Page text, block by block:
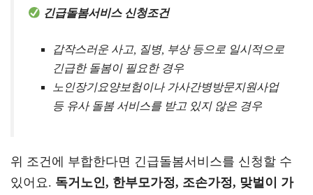
긴급돌봄서비스 신청조건
갑작스러운 사고, 질병, 부상 등으로 일시적으로
긴급한 돌봄이 필요한 경우
노인장기요양보험이나 가사간병방문지원사업
등 유사 돌봄 서비스를 받고 있지 않은 경우
위 조건에 부합한다면 긴급돌봄서비스를 신청할 수
있어요. 독거노인, 한부모가정, 조손가정, 맞벌이 가